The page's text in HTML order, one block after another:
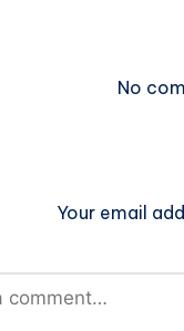
No
Your email